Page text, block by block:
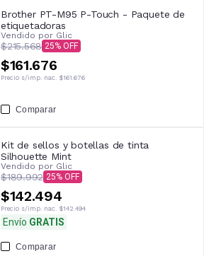
Brother PT-M95 P-Touch - Paquete de
etiquetadoras
Vendido por Glic
$215.568 25
$161.676
Precio s/imp. nac. $161.676
Comparar
Kit de sellos y botellas de tinta
Silhouette Mint
Vendido por Glic
$189.992 25
$142.494
Precio s/imp. nac. $142.494
Envío GRATIS
Comparar